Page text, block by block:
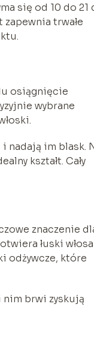
się od 10 do 21
trwałe
osiągnięcie
wybrane
nadają im blask.
kształt. Cały
znaczenie
łuski
odżywcze, które
nim brwi zyskują